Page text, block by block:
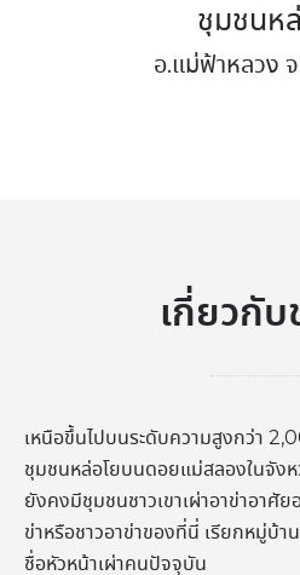
ชุมชนห
อ.แม่ฟ้าหลวง จ
เกี่ยวกั
เหนือขึ้นไปบนระดับความสูงกว่า
ชุมชนหล่อโยบนดอยแม่สลองในจัง
ยังคงมีชุมชนชาวเขาเผ่าอาข่าอาศั
ข่าหรือชาวอาข่าของที่นี่ เรียกหมู่บ้าน
ชื่อหัวหน้าเผ่าคนปัจจุบัน